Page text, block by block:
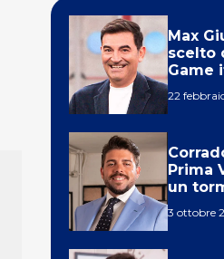
Max
scelto
Game
22
Prima
un
3 ottobre